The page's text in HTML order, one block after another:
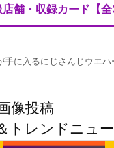
店舗・収録カード【全
手に入るにじさんじウエ
像投稿
トレンドニュ